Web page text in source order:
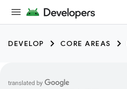
DEVELOP CORE AREAS